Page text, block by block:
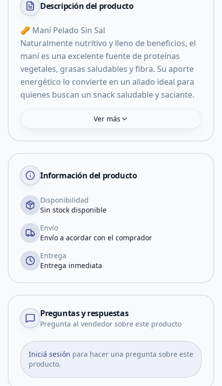
Descripción del producto
🥜 Maní Pelado Sin Sal
Naturalmente nutritivo y lleno de beneficios, el
maní es una excelente fuente de proteínas
vegetales, grasas saludables y fibra. Su aporte
energético lo convierte en un aliado ideal para
Ver más
Información del producto
Disponibilidad
Sin stock disponible
Envío
Envío a acordar con el comprador
Entrega
Entrega inmediata
Preguntas y respuestas
Pregunta al vendedor sobre este producto
Iniciá sesión para hacer una pregunta sobre este
producto.